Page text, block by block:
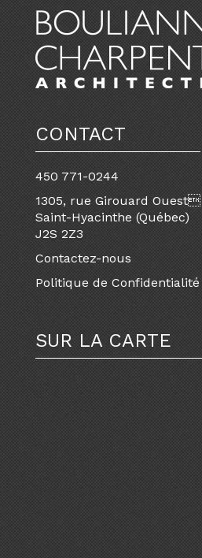
CONTACT
450 771-0244
1305, rue Girouard Ouest
Saint-Hyacinthe (Québec)
J2S 2Z3
Contactez-nous
Politique de Confidentialité
SUR LA CARTE